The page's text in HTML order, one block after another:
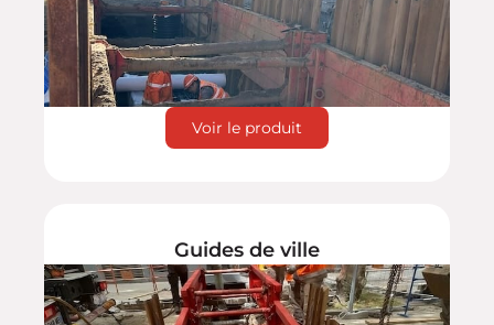
Voir le produit
Guides de ville